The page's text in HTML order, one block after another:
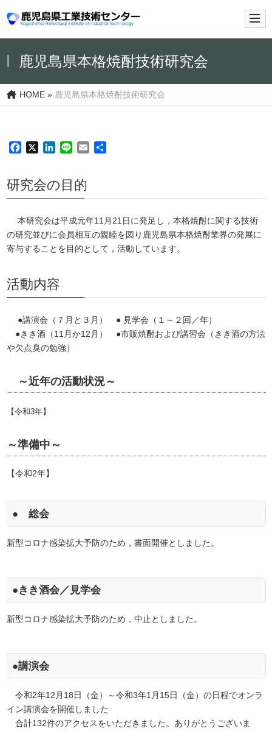
メ
鹿児島県本格焼酎技術研究会
HOME» 鹿児島県本格焼酎技術研究会
FacebookLinkedIn
Line Email
研究会の目的
本研究会は平成元年11月21日に発足し，本格焼酎に関する技術
の研究並びに会員相互の親睦を図り鹿児島県本格焼酎業界の発展に
寄与することを目的として，活動しています。
活動内容
●講演会（７月と３月） ● 見学会（１～２回／年）
●きき酒（11月か12月） ●市販焼酎および講習会（きき酒の方法
や欠点臭の勉強）
～近年の活動状況～
【令和3年】
～準備中～
【令和2年】
● 総会
新型コロナ感染拡大予防のため，書面開催としました。
●きき酒会／見学会
新型コロナ感染拡大予防のため，中止としました。
●講演会
令和2年12月18日（金）～令和3年1月15日（金）の日程でオンラ
イン講演会を開催しました
合計132件のアクセスをいただきました。ありがとうございま